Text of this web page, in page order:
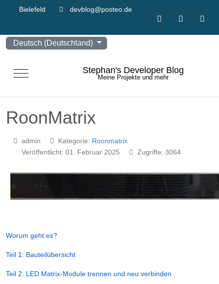
Bielefeld devblog@posteo.de
Sprache auswählen
Deutsch (Deutschland)
Mobile Menu Toggle Stephan's Developer Blog
Meine Projekte und mehr
RoonMatrix
admin Kategorie: Roonmatrix
Veröffentlicht: 01. Februar 2025
Zugriffe: 3064
Worum geht es?
Teil 1: Bauteilübersicht
Teil 2: LED Matrix-Module trennen und neu verbinden